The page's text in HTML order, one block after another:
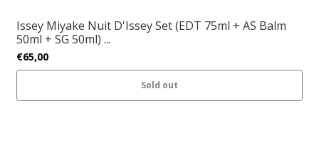
Issey Miyake Nuit D'Issey Set (EDT 75ml + AS Balm
50ml + SG 50ml) ...
€65,00
Sold out